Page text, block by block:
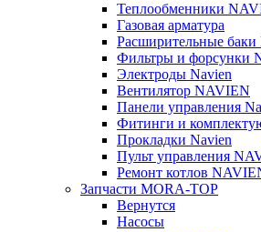
Теплообменники
Газовая арматура
Расширительные
Фильтры и форсунки
Электроды Navien
Вентилятор NAVIEN
Панели управления
Фитинги и
Прокладки Navien
Пульт управления
Ремонт котлов
Запчасти MORA-TOP
Вернутся
Насосы